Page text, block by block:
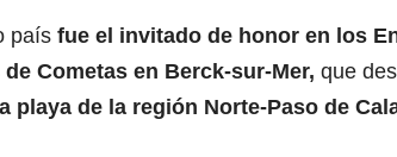
país fue el invitado de honor en los
Cometas en Berck-sur-Mer, que
playa de la región Norte-Paso de